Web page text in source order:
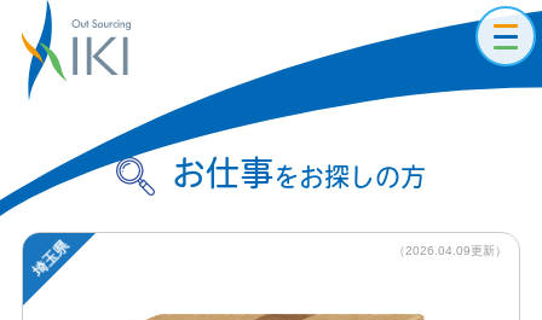
お仕事をお探しの方
（2026.04.09更新）
埼玉県